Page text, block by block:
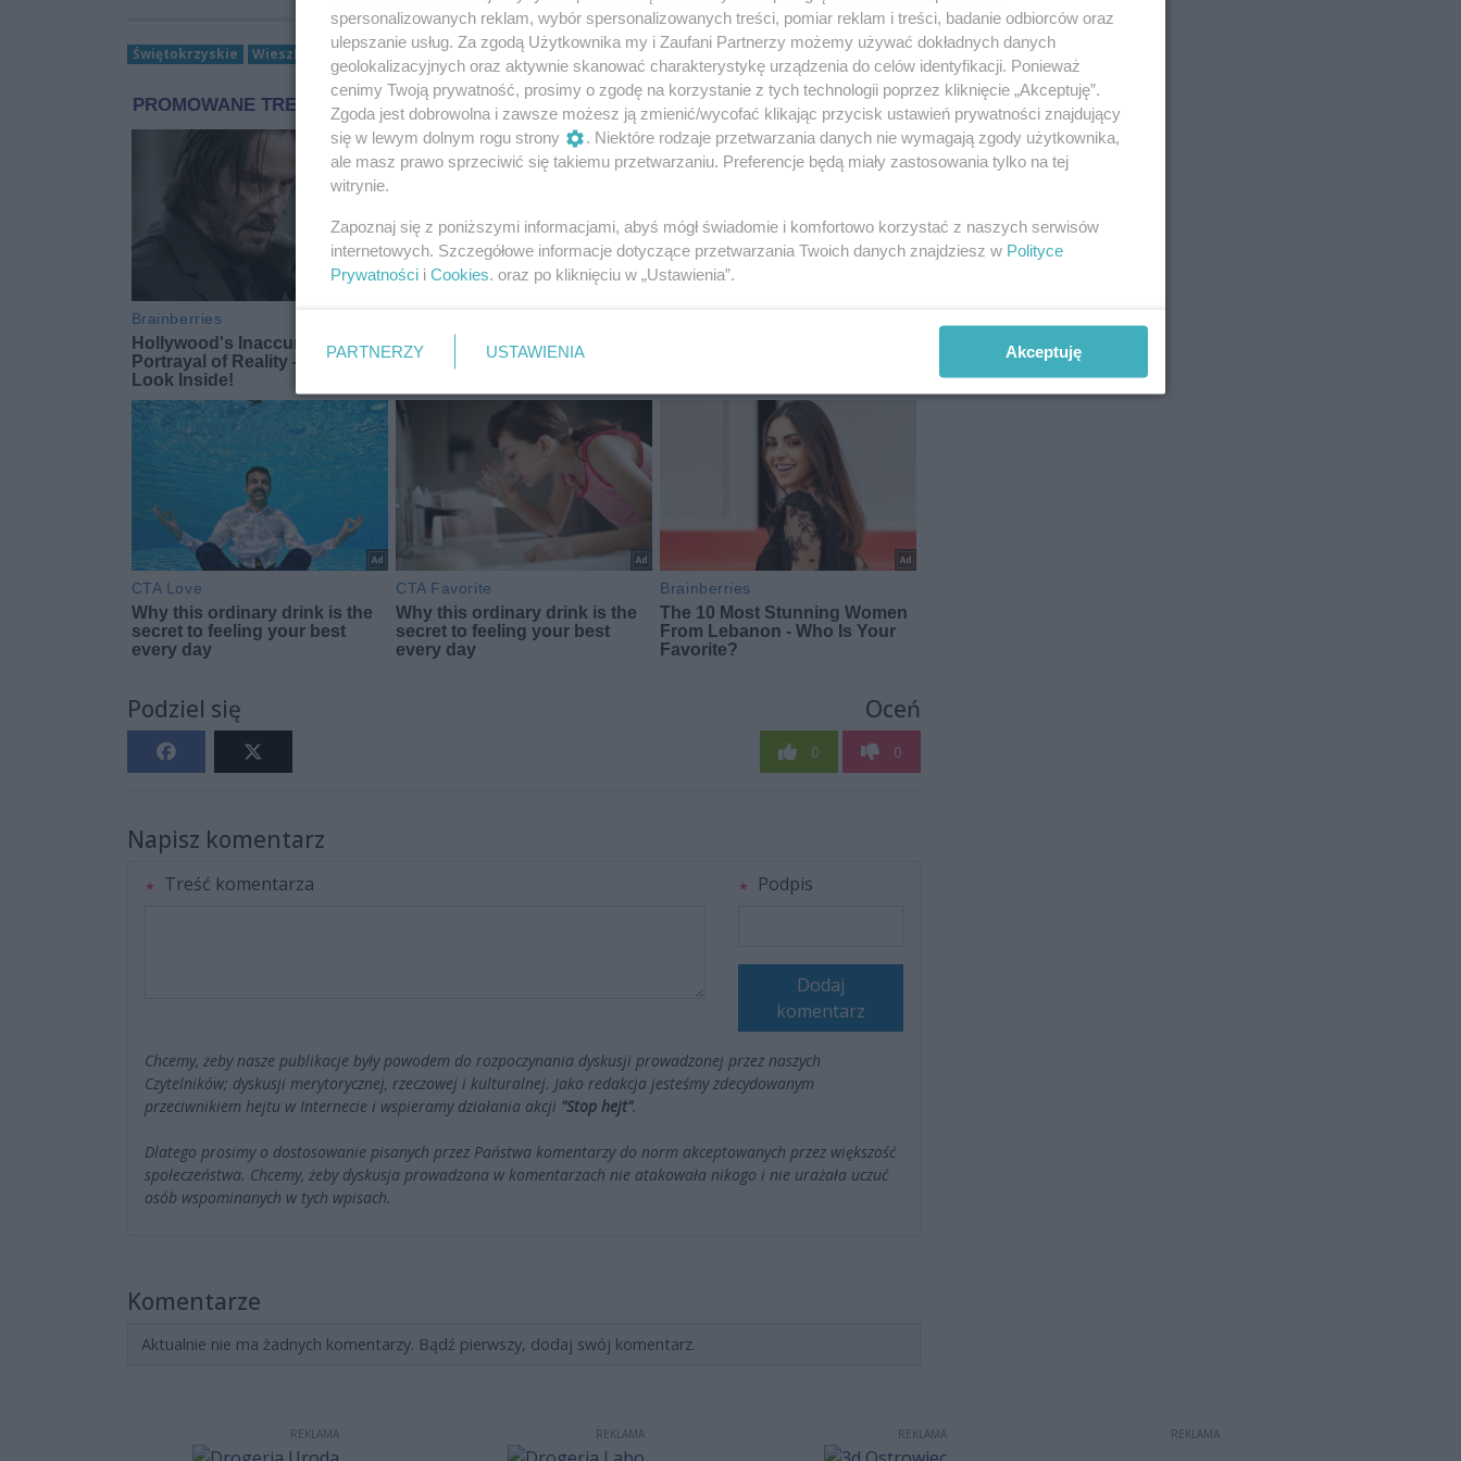
Świętokrzyskie WieszPierwszy wiadomości świętokrzyskie
Podziel się Oceń
0 0
Napisz komentarz
Treść komentarza Podpis
Dodaj
komentarz
Chcemy, żeby nasze publikacje były powodem do rozpoczynania dyskusji prowadzonej przez naszych
Czytelników; dyskusji merytorycznej, rzeczowej i kulturalnej. Jako redakcja jesteśmy zdecydowanym
przeciwnikiem hejtu w Internecie i wspieramy działania akcji "Stop hejt".
Dlatego prosimy o dostosowanie pisanych przez Państwa komentarzy do norm akceptowanych przez większość
społeczeństwa. Chcemy, żeby dyskusja prowadzona w komentarzach nie atakowała nikogo i nie urażała uczuć
osób wspominanych w tych wpisach.
Komentarze
Aktualnie nie ma żadnych komentarzy. Bądź pierwszy, dodaj swój komentarz.
REKLAMA REKLAMA REKLAMA REKLAMA
spersonalizowanych reklam, wybór spersonalizowanych treści, pomiar reklam i treści, badanie odbiorców oraz
ulepszanie usług. Za zgodą Użytkownika my i Zaufani Partnerzy możemy używać dokładnych danych
geolokalizacyjnych oraz aktywnie skanować charakterystykę urządzenia do celów identyfikacji. Ponieważ
cenimy Twoją prywatność, prosimy o zgodę na korzystanie z tych technologii poprzez kliknięcie „Akceptuję”.
Zgoda jest dobrowolna i zawsze możesz ją zmienić/wycofać klikając przycisk ustawień prywatności znajdujący
się w lewym dolnym rogu strony
. Niektóre rodzaje przetwarzania danych nie wymagają zgody użytkownika,
ale masz prawo sprzeciwić się takiemu przetwarzaniu. Preferencje będą miały zastosowania tylko na tej
witrynie.
Zapoznaj się z poniższymi informacjami, abyś mógł świadomie i komfortowo korzystać z naszych serwisów
internetowych. Szczegółowe informacje dotyczące przetwarzania Twoich danych znajdziesz w Polityce
Prywatności i Cookies. oraz po kliknięciu w „Ustawienia”.
PARTNERZY USTAWIENIA Akceptuję